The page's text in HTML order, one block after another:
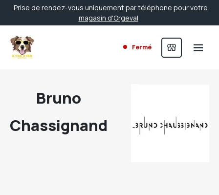
Prise de rendez-vous uniquement par téléphone pour votre
magasin d'Orgeval
Fermé
Bruno
Chassignand